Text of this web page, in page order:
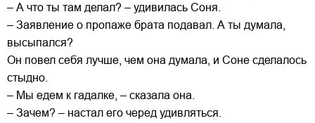
– А что ты там делал? – удивилась Соня.
– Заявление о пропаже брата подавал. А ты думала,
высыпался?
Он повел себя лучше, чем она думала, и Соне сделалось
стыдно.
– Мы едем к гадалке, – сказала она.
– Зачем? – настал его черед удивляться.